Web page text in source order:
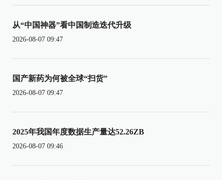
从“中国神器”看中国制造迭代升级
2026-08-07 09:47
国产新药为何被全球“扫货”
2026-08-07 09:47
2025年我国年度数据生产量达52.26ZB
2026-08-07 09:46